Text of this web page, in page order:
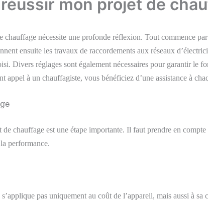
mon projet de
chauffage nécessite une profonde réflexion. Tout commence
ensuite les travaux de raccordements aux réseaux
Divers réglages sont également nécessaires pour garantir le
appel à un chauffagiste, vous bénéficiez d’une assistance à
chauffage est une étape importante. Il faut prendre en
performance.
pas uniquement au coût de l’appareil, mais aussi à